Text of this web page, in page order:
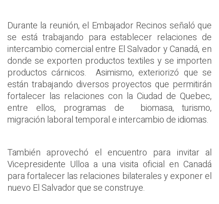
Durante la reunión, el Embajador Recinos señaló que
se está trabajando para establecer relaciones de
intercambio comercial entre El Salvador y Canadá, en
donde se exporten productos textiles y se importen
productos cárnicos. Asimismo, exteriorizó que se
están trabajando diversos proyectos que permitirán
fortalecer las relaciones con la Ciudad de Quebec,
entre ellos, programas de biomasa, turismo,
migración laboral temporal e intercambio de idiomas.
También aprovechó el encuentro para invitar al
Vicepresidente Ulloa a una visita oficial en Canadá
para fortalecer las relaciones bilaterales y exponer el
nuevo El Salvador que se construye.